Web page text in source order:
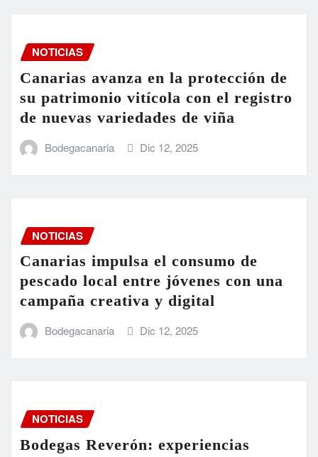
NOTICIAS
Canarias avanza en la protección de
su patrimonio vitícola con el registro
de nuevas variedades de viña
Bodegacanaria Dic 12, 2025
NOTICIAS
Canarias impulsa el consumo de
pescado local entre jóvenes con una
campaña creativa y digital
Bodegacanaria Dic 12, 2025
NOTICIAS
Bodegas Reverón: experiencias